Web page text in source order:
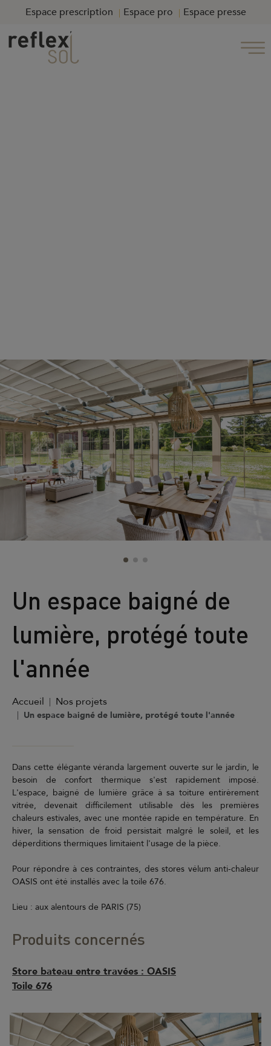
Espace prescription Espace pro Espace presse
Un espace baigné de
lumière, protégé toute
l'année
Accueil Nos projets
Un espace baigné de lumière, protégé toute l'année
Dans cette élégante véranda largement ouverte sur le jardin, le
besoin de confort thermique s'est rapidement imposé.
L'espace, baigné de lumière grâce à sa toiture entirèrement
vitrée, devenait difficilement utilisable dès les premières
chaleurs estivales, avec une montée rapide en température. En
hiver, la sensation de froid persistait malgré le soleil, et les
déperditions thermiques limitaient l'usage de la pièce.
Pour répondre à ces contraintes, des stores vélum anti-chaleur
OASIS ont été installés avec la toile 676.
Lieu : aux alentours de PARIS (75)
Produits concernés
Store bateau entre travées : OASIS
Toile 676